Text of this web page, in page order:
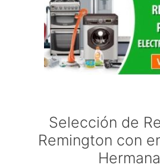
Selección de
Remington con